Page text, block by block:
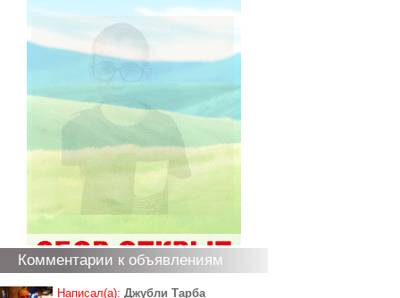
Комментарии к объявлениям
Написал(а): Джубли Тарба